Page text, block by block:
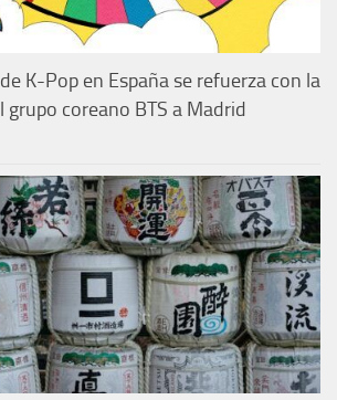
K-Pop en España se refuerza con la
grupo coreano BTS a Madrid